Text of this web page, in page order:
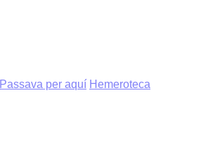
Passava per aquí Hemeroteca